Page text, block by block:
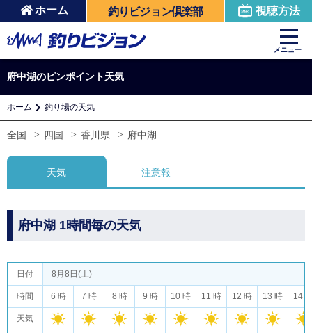
ホーム 釣りビジョン倶楽部 視聴方法
メニュー
府中湖のピンポイント天気
ホーム 釣り場の天気
全国 四国 香川県 府中湖
天気 注意報
府中湖 1時間毎の天気
日付
時間
天気
8月8日(土)
6 時 7 時 8 時 9 時 10 時 11 時 12 時 13 時 14